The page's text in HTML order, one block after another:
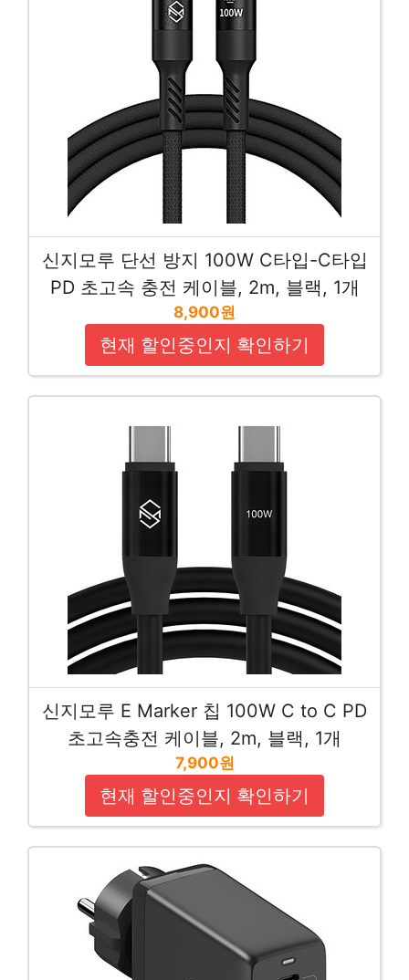
신지모루 단선 방지 100W C타입-C타입
PD 초고속 충전 케이블, 2m, 블랙, 1개
8,900원
현재 할인중인지 확인하기
신지모루 E Marker 칩 100W C to C PD
초고속충전 케이블, 2m, 블랙, 1개
7,900원
현재 할인중인지 확인하기